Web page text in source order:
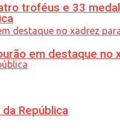
República
troféus e 33
em destaque no